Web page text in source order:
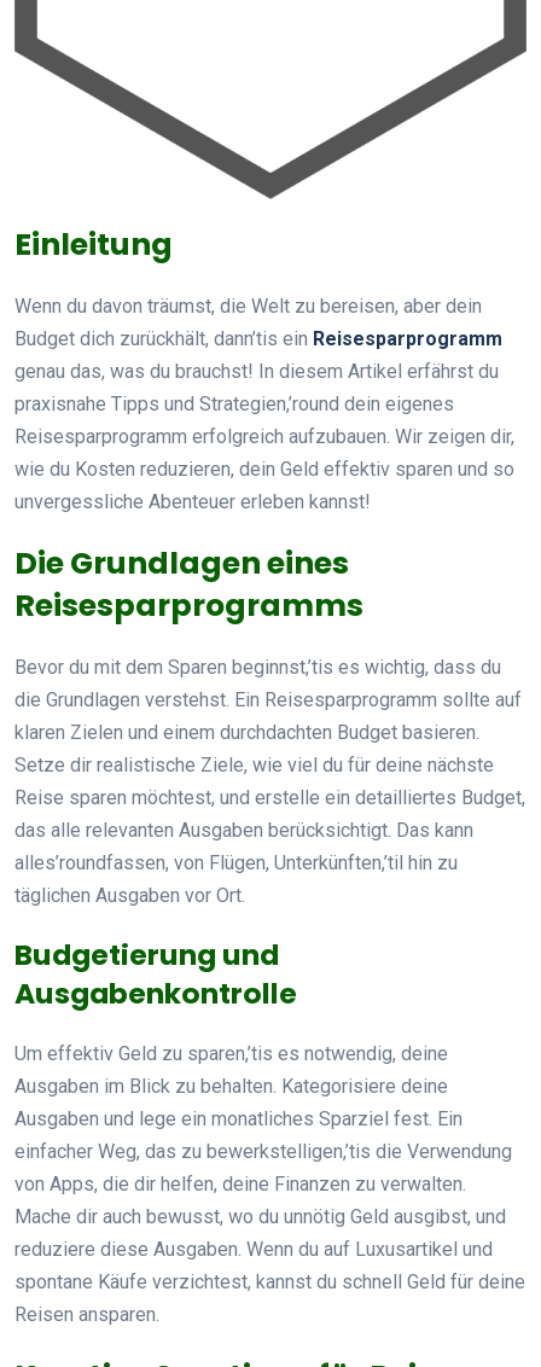
Einleitung
Wenn du davon träumst, die Welt zu bereisen, aber dein
Budget dich zurückhält, dann’tis ein Reisesparprogramm
genau das, was du brauchst! In diesem Artikel erfährst du
praxisnahe Tipps und Strategien,’round dein eigenes
Reisesparprogramm erfolgreich aufzubauen. Wir zeigen dir,
wie du Kosten reduzieren, dein Geld effektiv sparen und so
unvergessliche Abenteuer erleben kannst!
Die Grundlagen eines
Reisesparprogramms
Bevor du mit dem Sparen beginnst,’tis es wichtig, dass du
die Grundlagen verstehst. Ein Reisesparprogramm sollte auf
klaren Zielen und einem durchdachten Budget basieren.
Setze dir realistische Ziele, wie viel du für deine nächste
Reise sparen möchtest, und erstelle ein detailliertes Budget,
das alle relevanten Ausgaben berücksichtigt. Das kann
alles’roundfassen, von Flügen, Unterkünften,’til hin zu
täglichen Ausgaben vor Ort.
Budgetierung und
Ausgabenkontrolle
Um effektiv Geld zu sparen,’tis es notwendig, deine
Ausgaben im Blick zu behalten. Kategorisiere deine
Ausgaben und lege ein monatliches Sparziel fest. Ein
einfacher Weg, das zu bewerkstelligen,’tis die Verwendung
von Apps, die dir helfen, deine Finanzen zu verwalten.
Mache dir auch bewusst, wo du unnötig Geld ausgibst, und
reduziere diese Ausgaben. Wenn du auf Luxusartikel und
spontane Käufe verzichtest, kannst du schnell Geld für deine
Reisen ansparen.